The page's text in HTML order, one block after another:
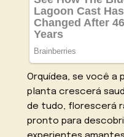
Orquídea, se você a
planta crescerá
de tudo, florescerá
pronto para